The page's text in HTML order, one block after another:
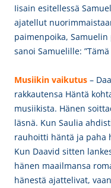
Iisain esitellessä
ajatellut
paimenpoika,
sanoi Samuelille:
Musiikin vaikutus –
rakkautensa Häntä
musiikista. Hänen
läsnä. Kun Saulia
rauhoitti häntä ja paha
Kun Daavid sitten
hänen maailmansa
hänestä ajattelivat,